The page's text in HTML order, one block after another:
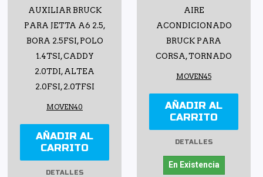
AUXILIAR BRUCK
PARA JETTA A6 2.5,
BORA 2.5FSI, POLO
1.4TSI, CADDY
2.0TDI, ALTEA
2.0FSI, 2.0TFSI
MOVEN40
AÑADIR AL
CARRITO
DETALLES
AIRE
ACONDICIONADO
BRUCK PARA
CORSA, TORNADO
MOVEN45
AÑADIR AL
CARRITO
DETALLES
En Existencia